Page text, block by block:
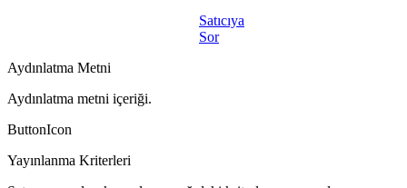
Satıcıya
Sor
Aydınlatma Metni
Aydınlatma metni içeriği.
ButtonIcon
Yayınlanma Kriterleri